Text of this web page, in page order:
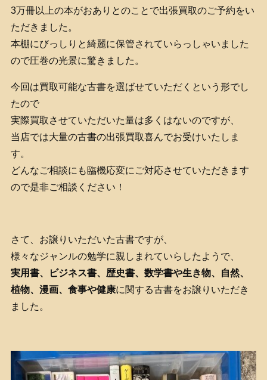
3万冊以上の本がおありとのことで出張買取のご予約をい
ただきました。
本棚にびっしりと綺麗に保管されていらっしゃいました
ので圧巻の光景に驚きました。
今回は買取可能な古書を選ばせていただくという形でし
たので
実際買取させていただいた量は多くはないのですが、
当店では大量の古書の出張買取喜んでお受けいたしま
す。
どんなご相談にも臨機応変にご対応させていただきます
ので是非ご相談ください！
さて、お譲りいただいた古書ですが、
様々なジャンルの勉学に親しまれていらしたようで、
実用書、ビジネス書、歴史書、数学書や生き物、自然、
植物、漫画、食事や健康に関する古書をお譲りいただき
ました。